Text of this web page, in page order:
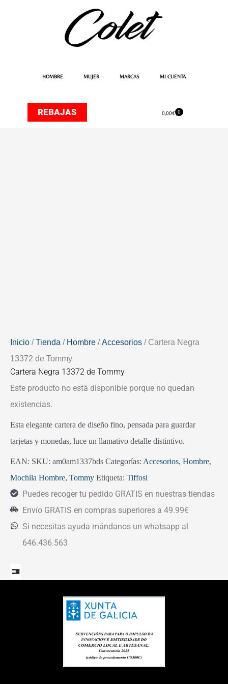
HOMBRE MUJER MARCAS MI CUENTA
REBAJAS 0,00€ 0
Carrito
Inicio /Tienda / Hombre /Accesorios / Cartera Negra
13372 de Tommy
Cartera Negra 13372 de Tommy
Este producto no está disponible porque no quedan
existencias.
Esta elegante cartera de diseño fino, pensada para guardar
tarjetas y monedas, luce un llamativo detalle distintivo.
EAN: SKU: am0am1337bds Categorías: Accesorios, Hombre,
Mochila Hombre, Tommy Etiqueta: Tiffosi
Puedes recoger tu pedido GRATIS en nuestras tiendas
Envío GRATIS en compras superiores a 49.99€
Si necesitas ayuda mándanos un whatsapp al
646.436.563